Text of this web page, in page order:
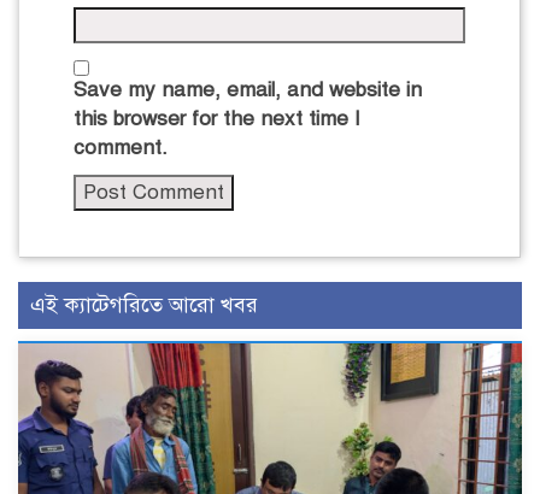
Save my name, email, and website in
this browser for the next time I
comment.
এই ক্যাটেগরিতে আরো খবর